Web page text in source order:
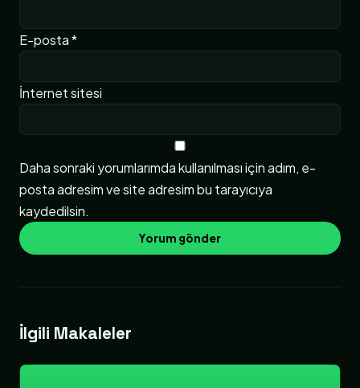
E-posta*
İnternet sitesi
Daha sonraki yorumlarımda kullanılması için adım, e-
posta adresim ve site adresim bu tarayıcıya
kaydedilsin.
İlgili Makaleler